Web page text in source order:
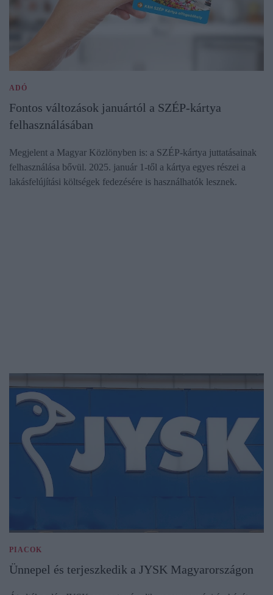
ADÓ
Fontos változások januártól a SZÉP-kártya
felhasználásában
Megjelent a Magyar Közlönyben is: a SZÉP-kártya juttatásainak
felhasználása bővül. 2025. január 1-től a kártya egyes részei a
lakásfelújítási költségek fedezésére is használhatók lesznek.
PIACOK
Ünnepel és terjeszkedik a JYSK Magyarországon